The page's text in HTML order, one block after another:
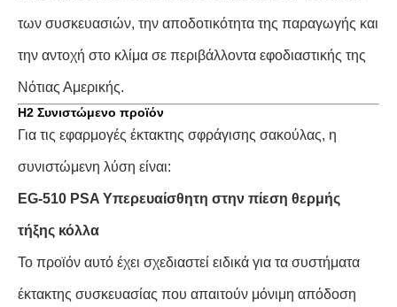
των συσκευασιών, την αποδοτικότητα της παραγωγής και
την αντοχή στο κλίμα σε περιβάλλοντα εφοδιαστικής της
Νότιας Αμερικής.
H2 Συνιστώμενο προϊόν
Για τις εφαρμογές έκτακτης σφράγισης σακούλας, η
συνιστώμενη λύση είναι:
EG-510 PSA Υπερευαίσθητη στην πίεση θερμής
τήξης κόλλα
Το προϊόν αυτό έχει σχεδιαστεί ειδικά για τα συστήματα
έκτακτης συσκευασίας που απαιτούν μόνιμη απόδοση